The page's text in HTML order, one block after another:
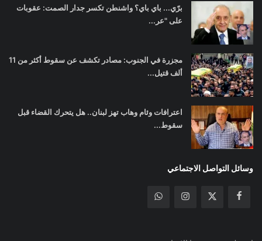
برّي... باي باي؟ واشنطن تكسر جدار الصمت: عقوبات
على "عر...
مجزرة في الجنوب: مصادر تكشف عن سقوط أكثر من 11
ألف قتيل...
اعترافات وئام وهاب تهز لبنان.. هل يتحرك القضاء قبل
سقوط...
وسائل التواصل الاجتماعي